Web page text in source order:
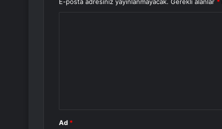
E-posta adresiniz yayınlanmayacak. Gerekli alanlar *
Ad *